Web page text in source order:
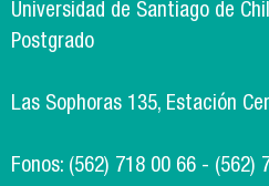
Universidad de Santiago de
Postgrado
Las Sophoras 135, Estación
Fonos: (562) 718 00 66 - (562)